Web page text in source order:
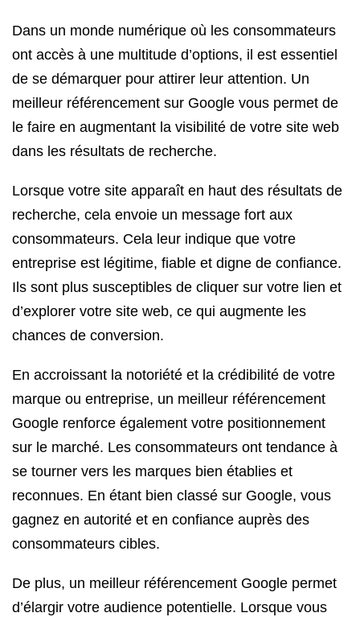
Dans un monde numérique où les consommateurs
ont accès à une multitude d’options, il est essentiel
de se démarquer pour attirer leur attention. Un
meilleur référencement sur Google vous permet de
le faire en augmentant la visibilité de votre site web
dans les résultats de recherche.
Lorsque votre site apparaît en haut des résultats de
recherche, cela envoie un message fort aux
consommateurs. Cela leur indique que votre
entreprise est légitime, fiable et digne de confiance.
Ils sont plus susceptibles de cliquer sur votre lien et
d’explorer votre site web, ce qui augmente les
chances de conversion.
En accroissant la notoriété et la crédibilité de votre
marque ou entreprise, un meilleur référencement
Google renforce également votre positionnement
sur le marché. Les consommateurs ont tendance à
se tourner vers les marques bien établies et
reconnues. En étant bien classé sur Google, vous
gagnez en autorité et en confiance auprès des
consommateurs cibles.
De plus, un meilleur référencement Google permet
d’élargir votre audience potentielle. Lorsque vous